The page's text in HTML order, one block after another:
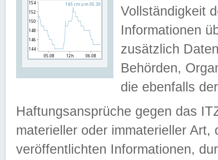
Vollständigkeit
Informationen
zusätzlich
Behörden,
die ebenfalls
Haftungsansprüche gegen das
materieller oder immaterieller
veröffentlichten Informationen,